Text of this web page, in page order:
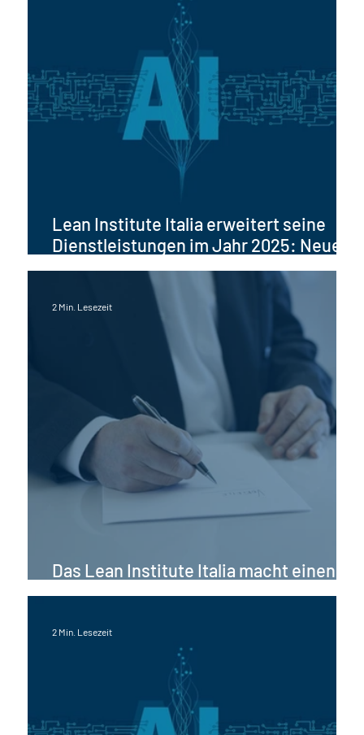
Lean Institute Italia erweitert seine
Dienstleistungen im Jahr 2025: Neue
Möglichkeiten mit künstlicher
Intelligenz für Unternehmen
Das Lean Institute Italia macht einen
Wandel!
2 Min. Lesezeit
2 Min. Lesezeit